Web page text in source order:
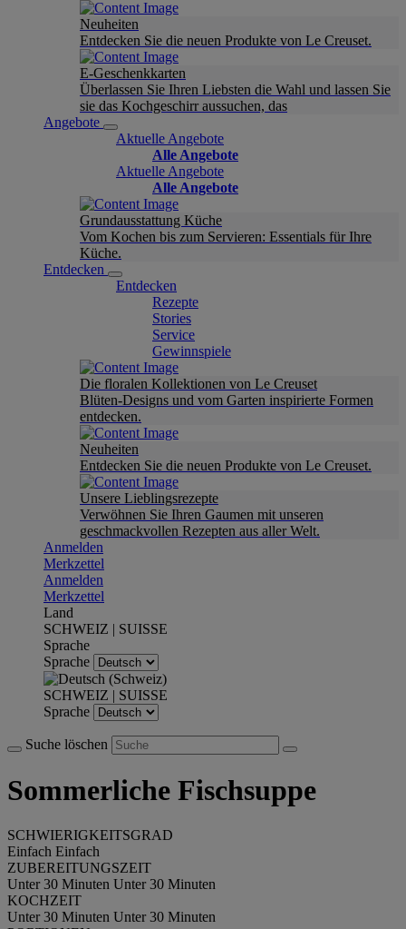
Neuheiten
Entdecken Sie die neuen Produkte von Le Creuset.
E-Geschenkkarten
Überlassen Sie Ihren Liebsten die Wahl und lassen Sie
sie das Kochgeschirr aussuchen, das
Angebote
Aktuelle Angebote
Alle Angebote
Aktuelle Angebote
Alle Angebote
Grundausstattung Küche
Vom Kochen bis zum Servieren: Essentials für Ihre
Küche.
Entdecken
Entdecken
Rezepte
Stories
Service
Gewinnspiele
Die floralen Kollektionen von Le Creuset
Blüten-Designs und vom Garten inspirierte Formen
entdecken.
Neuheiten
Entdecken Sie die neuen Produkte von Le Creuset.
Unsere Lieblingsrezepte
Verwöhnen Sie Ihren Gaumen mit unseren
geschmackvollen Rezepten aus aller Welt.
Anmelden
Merkzettel
Anmelden
Merkzettel
Land
SCHWEIZ | SUISSE
Sprache
Sprache
SCHWEIZ | SUISSE
Sprache
Suche löschen
Sommerliche Fischsuppe
SCHWIERIGKEITSGRAD
Einfach Einfach
ZUBEREITUNGSZEIT
Unter 30 Minuten Unter 30 Minuten
KOCHZEIT
Unter 30 Minuten Unter 30 Minuten